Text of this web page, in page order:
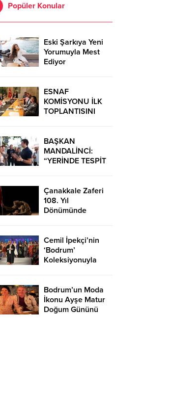
Popüler Konular
Eski Şarkıya Yeni
Yorumuyla Mest
Ediyor
ESNAF
KOMİSYONU İLK
TOPLANTISINI
BAŞKAN
MANDALİNCİ:
“YERİNDE TESPİT
ÜRETİYORUZ”
Çanakkale Zaferi
108. Yıl
Dönümünde
Kutlandı
Cemil İpekçi’nin
‘Bodrum’
Koleksiyonuyla
Bodrum’un Moda
İkonu Ayşe Matur
Doğum Gününü